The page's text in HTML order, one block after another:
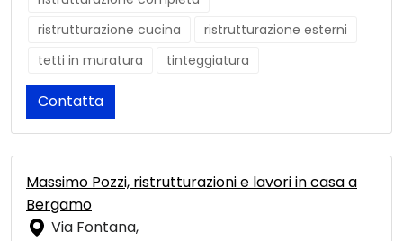
ristrutturazione cucina
ristrutturazione esterni
tetti in muratura
tinteggiatura
Contatta
Massimo Pozzi, ristrutturazioni e lavori in casa a
Bergamo
Via Fontana,